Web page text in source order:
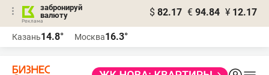
забронируй
валюту
$ 82.17 € 94.84 ¥ 12.17
Казань14.8° Москва16.3°